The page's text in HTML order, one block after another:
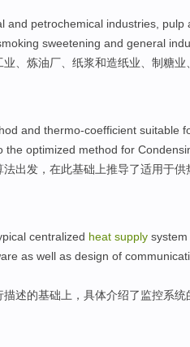
and petrochemical industries, pulp
sweetening and general
业、 炼油厂、 纸浆和造纸业、 制糖业、
and thermo-coefficient suitable
the optimized method for
出发， 在此基础上推导了适用于供
centralized heat supply system
as well as design of
描述的基础上 ，具体介绍了监控系统